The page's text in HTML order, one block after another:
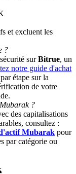
prize pool!
et excluent les
?
surBitrue, un
notre guide d'achat
étape sur la
de votre
?
des capitalisations
consultez :
Mubarak pour
par catégorie ou